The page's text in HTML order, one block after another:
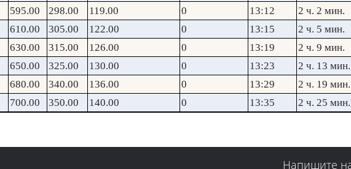
595.00 298.00 119.00 0 13:12
2 ч. 2 мин.
610.00 305.00 122.00 0 13:15
2 ч. 5 мин.
630.00 315.00 126.00 0 13:19
2 ч. 9 мин.
650.00 325.00 130.00 0 13:23
2 ч. 13 мин.
680.00 340.00 136.00 0 13:29
2 ч. 19 мин.
700.00 350.00 140.00 0 13:35 2 ч. 25 мин.
Напишите